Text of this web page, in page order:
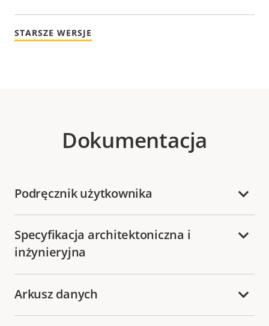
STARSZE WERSJE
Dokumentacja
Podręcznik użytkownika
Specyfikacja architektoniczna i
inżynieryjna
Arkusz danych